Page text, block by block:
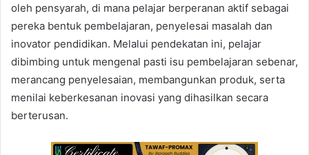
oleh pensyarah, di mana pelajar berperanan aktif sebagai
pereka bentuk pembelajaran, penyelesai masalah dan
inovator pendidikan. Melalui pendekatan ini, pelajar
dibimbing untuk mengenal pasti isu pembelajaran sebenar,
merancang penyelesaian, membangunkan produk, serta
menilai keberkesanan inovasi yang dihasilkan secara
berterusan.